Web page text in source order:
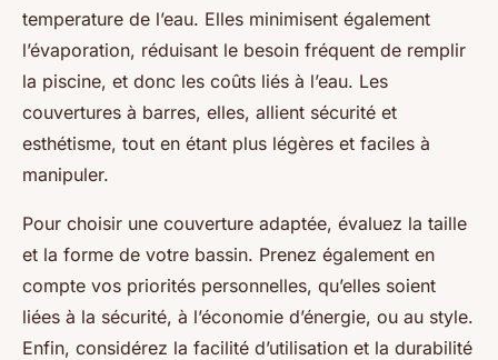
temperature de l’eau. Elles minimisent également
l’évaporation, réduisant le besoin fréquent de remplir
la piscine, et donc les coûts liés à l’eau. Les
couvertures à barres, elles, allient sécurité et
esthétisme, tout en étant plus légères et faciles à
manipuler.
Pour choisir une couverture adaptée, évaluez la taille
et la forme de votre bassin. Prenez également en
compte vos priorités personnelles, qu’elles soient
liées à la sécurité, à l’économie d’énergie, ou au style.
Enfin, considérez la facilité d’utilisation et la durabilité